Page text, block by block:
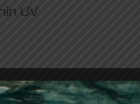
UV
AL CARRITO